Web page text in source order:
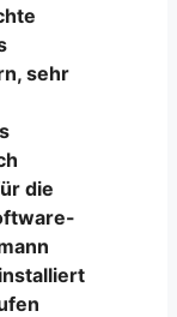
sehr
die